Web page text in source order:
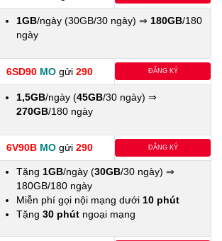
1GB/ngày (30GB/30 ngày) ⇒ 180GB/180
ngày
6SD90 MO gửi 290 ĐĂNG KÝ
1,5GB/ngày (45GB/30 ngày) ⇒
270GB/180 ngày
6V90B MO gửi 290 ĐĂNG KÝ
Tặng 1GB/ngày (30GB/30 ngày) ⇒
180GB/180 ngày
Miễn phí gọi nội mạng dưới 10 phút
Tặng 30 phút ngoại mạng